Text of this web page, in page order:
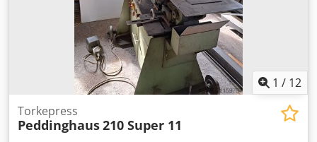
1 / 12
Torkepress
Peddinghaus210 Super 11